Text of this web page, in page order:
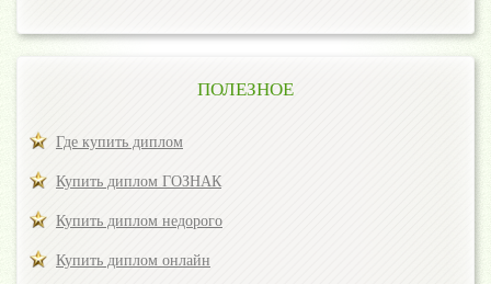
ПОЛЕЗНОЕ
Где купить диплом
Купить диплом ГОЗНАК
Купить диплом недорого
Купить диплом онлайн